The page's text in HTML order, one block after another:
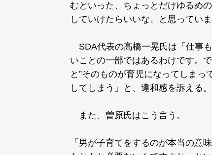
むといった、ちょっとだけゆるめ
していけたらいいな、と思っていま
SDA代表の高橋一晃氏は「仕事
いことの一部ではあるわけです。
と”そのものが育児になってしま
してしまう」と、違和感を訴える。
また、曽原氏はこう言う。
「男が子育てをするのが本当の意